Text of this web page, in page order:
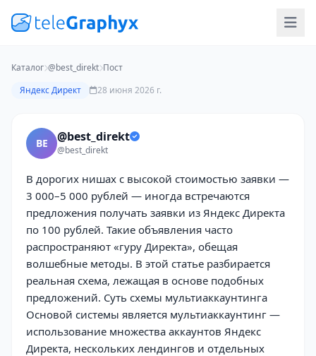
Каталог @best_direkt Пост
Яндекс Директ
28 июня 2026 г.
BE @best_direkt
@best_direkt
В дорогих нишах с высокой стоимостью заявки —
3 000–5 000 рублей — иногда встречаются
предложения получать заявки из Яндекс Директа
по 100 рублей. Такие объявления часто
распространяют «гуру Директа», обещая
волшебные методы. В этой статье разбирается
реальная схема, лежащая в основе подобных
предложений. Суть схемы мультиаккаунтинга
Основой системы является мультиаккаунтинг —
использование множества аккаунтов Яндекс
Директа, нескольких лендингов и отдельных